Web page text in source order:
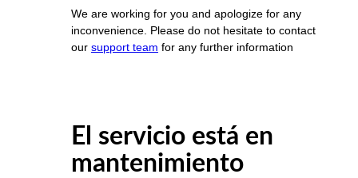
We are working for you and apologize for any
inconvenience. Please do not hesitate to contact
our support team for any further information
El servicio está en
mantenimiento